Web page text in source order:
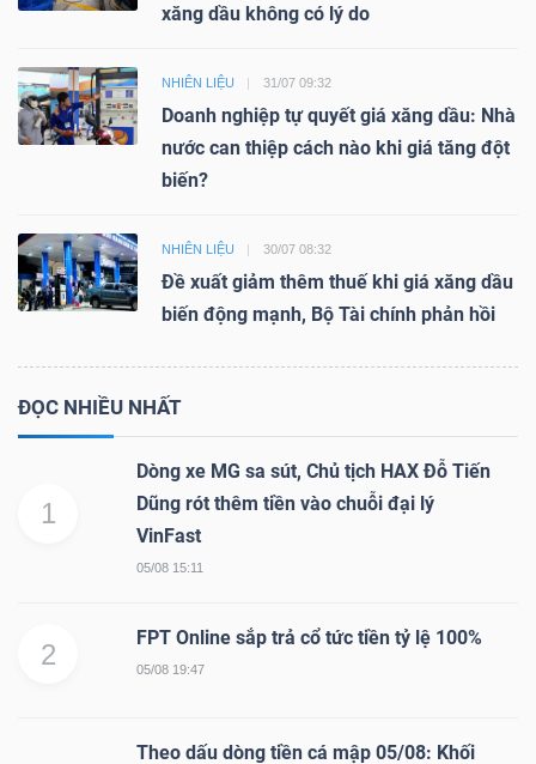
xăng dầu không có lý do
NHIÊN LIỆU 31/07 09:32
Doanh nghiệp tự quyết giá xăng dầu: Nhà
nước can thiệp cách nào khi giá tăng đột
biến?
NHIÊN LIỆU 30/07 08:32
Đề xuất giảm thêm thuế khi giá xăng dầu
biến động mạnh, Bộ Tài chính phản hồi
ĐỌC NHIỀU NHẤT
1
Dòng xe MG sa sút, Chủ tịch HAX Đỗ Tiến
Dũng rót thêm tiền vào chuỗi đại lý
VinFast
05/08 15:11
2
FPT Online sắp trả cổ tức tiền tỷ lệ 100%
05/08 19:47
Theo dấu dòng tiền cá mập 05/08: Khối